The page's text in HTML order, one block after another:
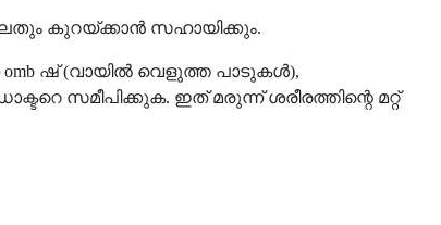
കുറയ്ക്കാൻ സഹായിക്കും.
ഷ് (വായിൽ വെളുത്ത പാടുകൾ),
സമീപിക്കുക. ഇത് മരുന്ന് ശരീരത്തിന്റെ മറ്റ്